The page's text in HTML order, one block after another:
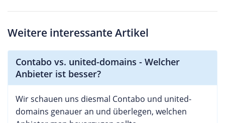
Weitere interessante Artikel
Contabo vs. united-domains - Welcher
Anbieter ist besser?
Wir schauen uns diesmal Contabo und united-
domains genauer an und überlegen, welchen